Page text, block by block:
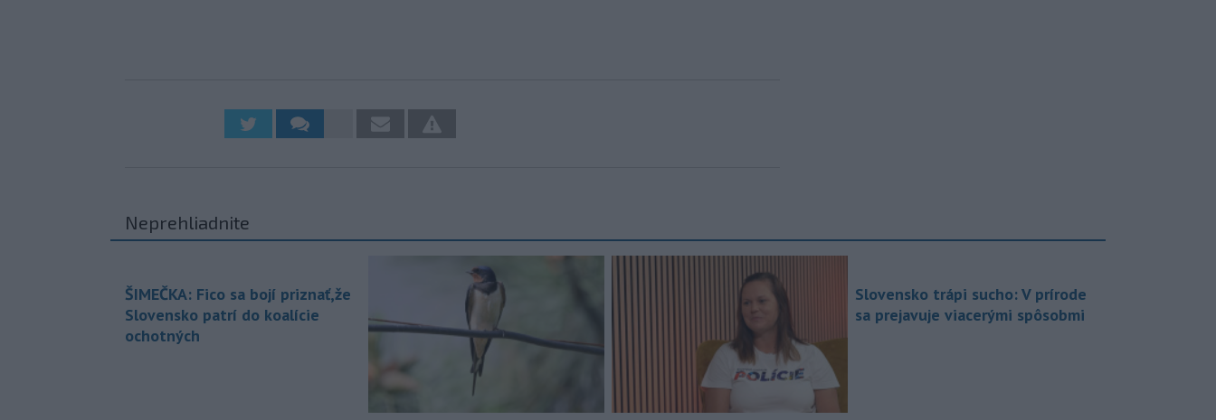
Neprehliadnite
ŠIMEČKA: Fico sa bojí priznať,že
Slovensko patrí do koalície
ochotných
Slovensko trápi sucho: V prírode
sa prejavuje viacerými spôsobmi